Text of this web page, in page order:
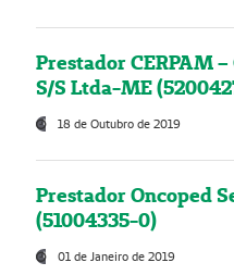
Prestador CERPAM
S/S Ltda-ME
18 de Outubro de 2019
Prestador Oncoped
(51004335-0)
01 de Janeiro de 2019